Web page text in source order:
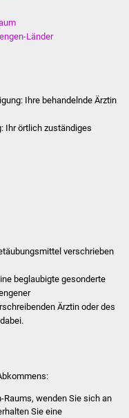
Bizet
Länder
Ihre behandelnde Ärztin
Ihr örtlich zuständiges
verschrieben
beglaubigte gesonderte
Ärztin oder des
wenden Sie sich an
Sie eine